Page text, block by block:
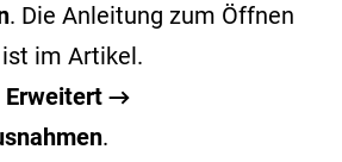
. Die Anleitung zum Öffnen
im Artikel.
Erweitert →
.